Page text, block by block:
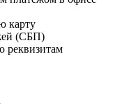
карту
(СБП)
реквизитам